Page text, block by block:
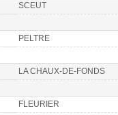
SCEUT
PELTRE
LA CHAUX-DE-FONDS
FLEURIER